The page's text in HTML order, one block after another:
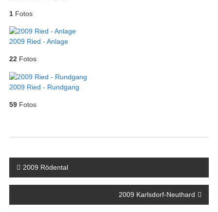
1Fotos
2009 Ried - Anlage
22Fotos
2009 Ried - Rundgang
59Fotos
2009 Rödental
2009 Karlsdorf-Neuthard